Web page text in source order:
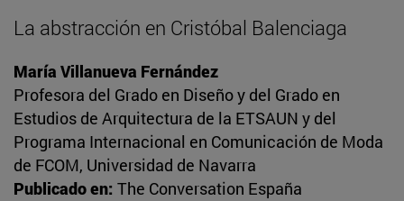
La abstracción en Cristóbal Balenciaga
María Villanueva Fernández
Profesora del Grado en Diseño y del Grado en
Estudios de Arquitectura de la ETSAUN y del
Programa Internacional en Comunicación de Moda
de FCOM, Universidad de Navarra
Publicado en: The Conversation España